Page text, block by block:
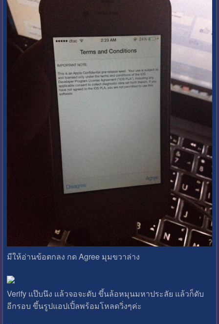
มีให้อ่านข้อตกลง กด Agree มุมขวาล่าง
Verify แป๊บนึง แล้วจอจะดับ ขึ้นล้อหมุนมหาประลัย แล้วก็ดับ
อีกรอบ ขึ้นรูปแอปเปิ้ลพร้อมโหลดวิ่งๆค่ะ